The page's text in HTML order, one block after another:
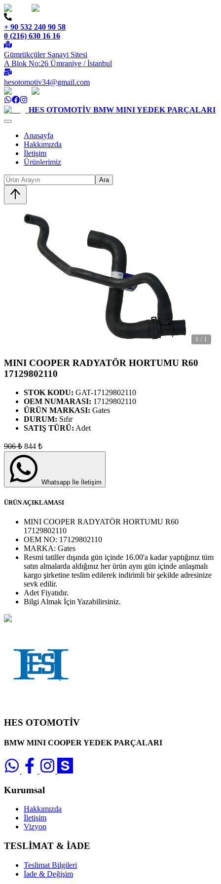
+ 90 532 240 90 58
0 (216) 630 16 16
Gümrükçüler Sanayi Sitesi
A Blok No:26 Ümraniye / İstanbul
hesotomotiv34@gmail.com
HES OTOMOTİV BMW MINI YEDEK PARÇALARI
Anasayfa
Hakkımızda
İletişim
Ürünlerimiz
Ara
1 / 1
MINI COOPER RADYATÖR HORTUMU R60
17129802110
STOK KODU: GAT-17129802110
OEM NUMARASI: 17129802110
ÜRÜN MARKASI: Gates
DURUM: Sıfır
SATIŞ TÜRÜ: Adet
906₺ 844 ₺
Whatsapp İle İletişim
ÜRÜN AÇIKLAMASI
MINI COOPER RADYATÖR HORTUMU R60
17129802110
OEM NO: 17129802110
MARKA: Gates
Resmi tatiller dışında gün içinde 16.00'a kadar yaptığınız tüm
satın almalarda aldığınız her ürün aynı gün içinde anlaşmalı
kargo şirketine teslim edilerek indirimli bir şekilde adresinize
sevk edilir.
Adet Fiyatıdır.
Bilgi Almak İçin Yazabilirsiniz.
HES OTOMOTİV
BMW MINI COOPER YEDEK PARÇALARI
Kurumsal
Hakkımızda
İletişim
Vizyon
TESLİMAT & İADE
Teslimat Bilgileri
İade & Değişim